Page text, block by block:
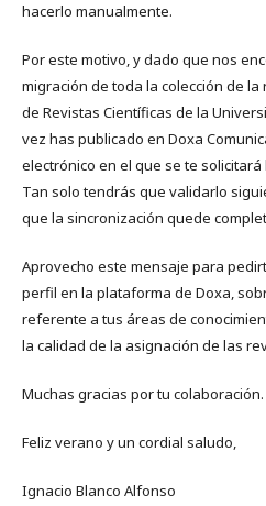
hacerlo manualmente.
Por este motivo, y dado que nos
migración de toda la colección de
de Revistas Científicas de la
vez has publicado en Doxa
electrónico en el que se te solicitará
Tan solo tendrás que validarlo
que la sincronización quede
Aprovecho este mensaje para
perfil en la plataforma de Doxa,
referente a tus áreas de
la calidad de la asignación de las
Muchas gracias por tu colaboración.
Feliz verano y un cordial saludo,
Ignacio Blanco Alfonso